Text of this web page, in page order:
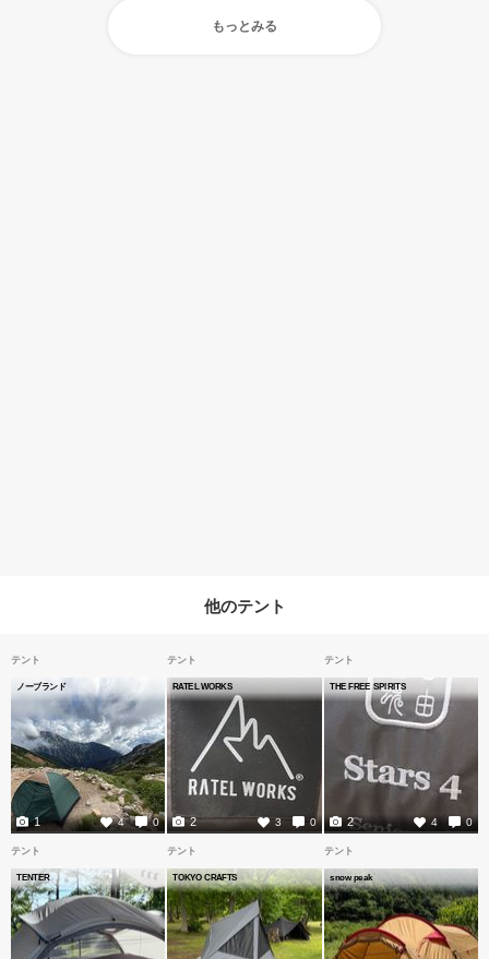
もっとみる
他のテント
テント
ノーブランド
4 0
1
テント
RATEL WORKS
3 0
2
テント
THE FREE SPIRITS
4 0
2
テント
TENTER
テント
TOKYO CRAFTS
テント
snow peak